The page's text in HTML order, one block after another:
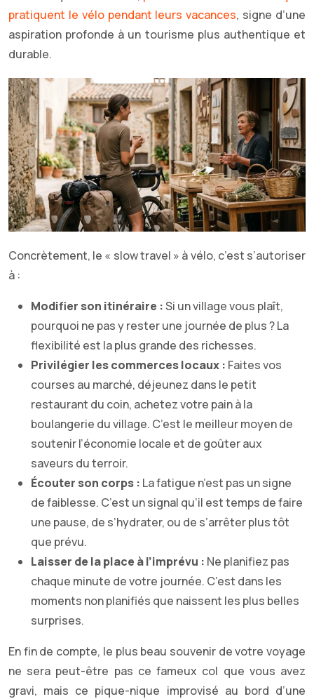
pratiquent le vélo pendant leurs vacances, signe d’une
aspiration profonde à un tourisme plus authentique et
durable.
Concrètement, le « slow travel » à vélo, c’est s’autoriser
à :
Modifier son itinéraire :Si un village vous plaît,
pourquoi ne pas y rester une journée de plus ? La
flexibilité est la plus grande des richesses.
Privilégier les commerces locaux : Faites vos
courses au marché, déjeunez dans le petit
restaurant du coin, achetez votre pain à la
boulangerie du village. C’est le meilleur moyen de
soutenir l’économie locale et de goûter aux
saveurs du terroir.
Écouter son corps : La fatigue n’est pas un signe
de faiblesse. C’est un signal qu’il est temps de faire
une pause, de s’hydrater, ou de s’arrêter plus tôt
que prévu.
Laisser de la place à l’imprévu : Ne planifiez pas
chaque minute de votre journée. C’est dans les
moments non planifiés que naissent les plus belles
surprises.
En fin de compte, le plus beau souvenir de votre voyage
ne sera peut-être pas ce fameux col que vous avez
gravi, mais ce pique-nique improvisé au bord d’une